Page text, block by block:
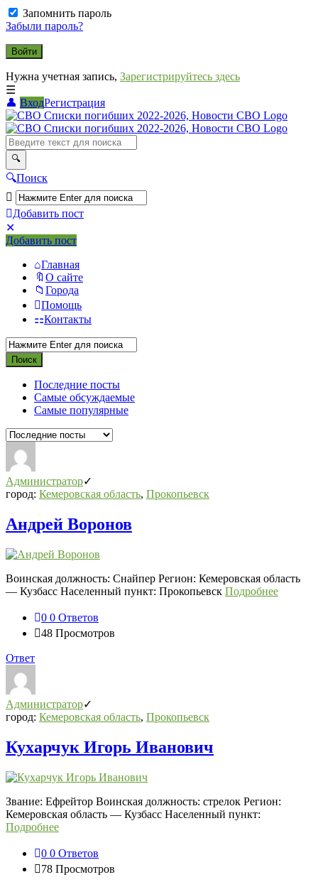
Запомнить пароль
Забыли пароль?
Нужна учетная запись, Зарегистрируйтесь здесь
ВходРегистрация
СВО
Списки
погибших
2022-
2026,
Новости
СВО
Поиск
Добавить пост
Мобильное
меню
Добавить пост
Главная
О сайте
Города
Помощь
Контакты
Последние посты
Самые обсуждаемые
Самые популярные
Администратор
город: Кемеровская область, Прокопьевск
Андрей Воронов
Воинская должность: Снайпер Регион: Кемеровская область
— Кузбасс Населенный пункт: Прокопьевск Подробнее
0 0 Ответов
48 Просмотров
Ответ
Администратор
город: Кемеровская область, Прокопьевск
Кухарчук Игорь Иванович
Звание: Ефрейтор Воинская должность: стрелок Регион:
Кемеровская область — Кузбасс Населенный пункт:
Подробнее
0 0 Ответов
78 Просмотров